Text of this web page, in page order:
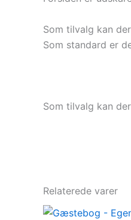
Som tilvalg kan
Som standard er
Som tilvalg kan
Relaterede varer